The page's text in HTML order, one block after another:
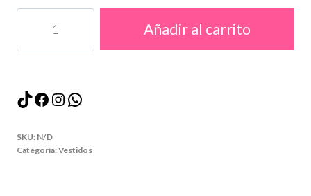
19,99 €
cantidad
Añadir al carrito
TikTok
Facebook
Instagram
WhatsApp
SKU: N/D
Categoría:Vestidos